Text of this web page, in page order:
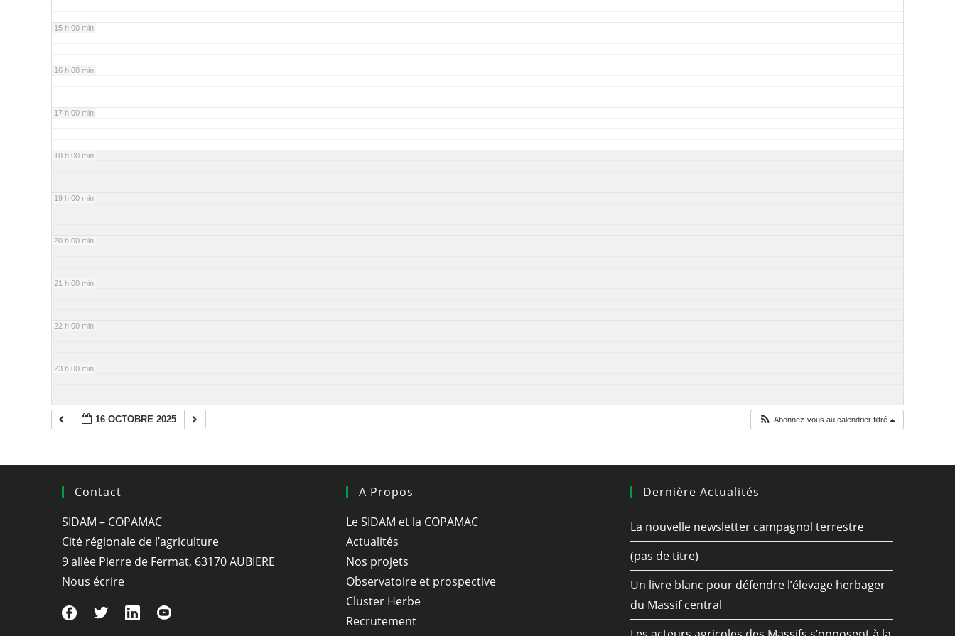
15 h 00 min
16 h 00 min
17 h 00 min
18 h 00 min
19 h 00 min
20 h 00 min
21 h 00 min
22 h 00 min
23 h 00 min
16 OCTOBRE 2025 Abonnez-vous au calendrier filtré
Contact
SIDAM – COPAMAC
Cité régionale de l’agriculture
9 allée Pierre de Fermat, 63170 AUBIERE
Nous écrire
A Propos
Le SIDAM et la COPAMAC
Actualités
Nos projets
Observatoire et prospective
Cluster Herbe
Recrutement
Dernière Actualités
La nouvelle newsletter campagnol terrestre
(pas de titre)
Un livre blanc pour défendre l’élevage herbager
du Massif central